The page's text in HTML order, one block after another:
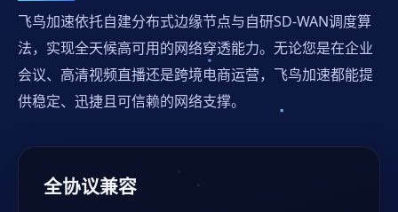
飞鸟加速依托自建分布式边缘节点与自研SD-WAN调度算
法，实现全天候高可用的网络穿透能力。无论您是在企业
会议、高清视频直播还是跨境电商运营，飞鸟加速都能提
供稳定、迅捷且可信赖的网络支撑。
全协议兼容